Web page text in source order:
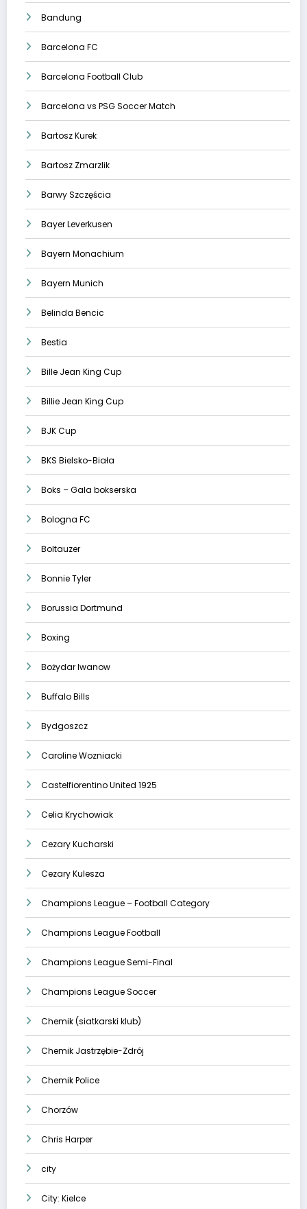
Bandung
Barcelona FC
Barcelona Football Club
Barcelona vs PSG Soccer Match
Bartosz Kurek
Bartosz Zmarzlik
Barwy Szczęścia
Bayer Leverkusen
Bayern Monachium
Bayern Munich
Belinda Bencic
Bestia
Bille Jean King Cup
Billie Jean King Cup
BJK Cup
BKS Bielsko-Biała
Boks – Gala bokserska
Bologna FC
Boltauzer
Bonnie Tyler
Borussia Dortmund
Boxing
Bożydar Iwanow
Buffalo Bills
Bydgoszcz
Caroline Wozniacki
Castelfiorentino United 1925
Celia Krychowiak
Cezary Kucharski
Cezary Kulesza
Champions League – Football Category
Champions League Football
Champions League Semi-Final
Champions League Soccer
Chemik (siatkarski klub)
Chemik Jastrzębie-Zdrój
Chemik Police
Chorzów
Chris Harper
city
City: Kielce